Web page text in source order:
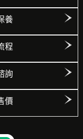
養
程
詢
價